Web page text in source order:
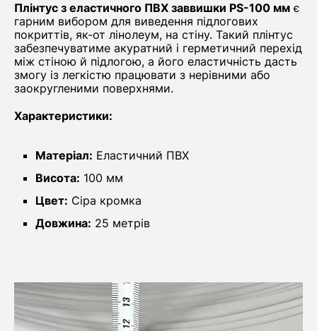
Плінтус з еластичного ПВХ заввишки PS-100 мм є
гарним вибором для виведення підлогових
покриттів, як-от лінолеум, на стіну. Такий плінтус
забезпечуватиме акуратний і герметичний перехід
між стіною й підлогою, а його еластичність дасть
змогу із легкістю працювати з нерівними або
заокругленими поверхнями.
Характеристики:
Матеріал: Еластичний ПВХ
Висота: 100 мм
Цвет: Сіра кромка
Довжина: 25 метрів